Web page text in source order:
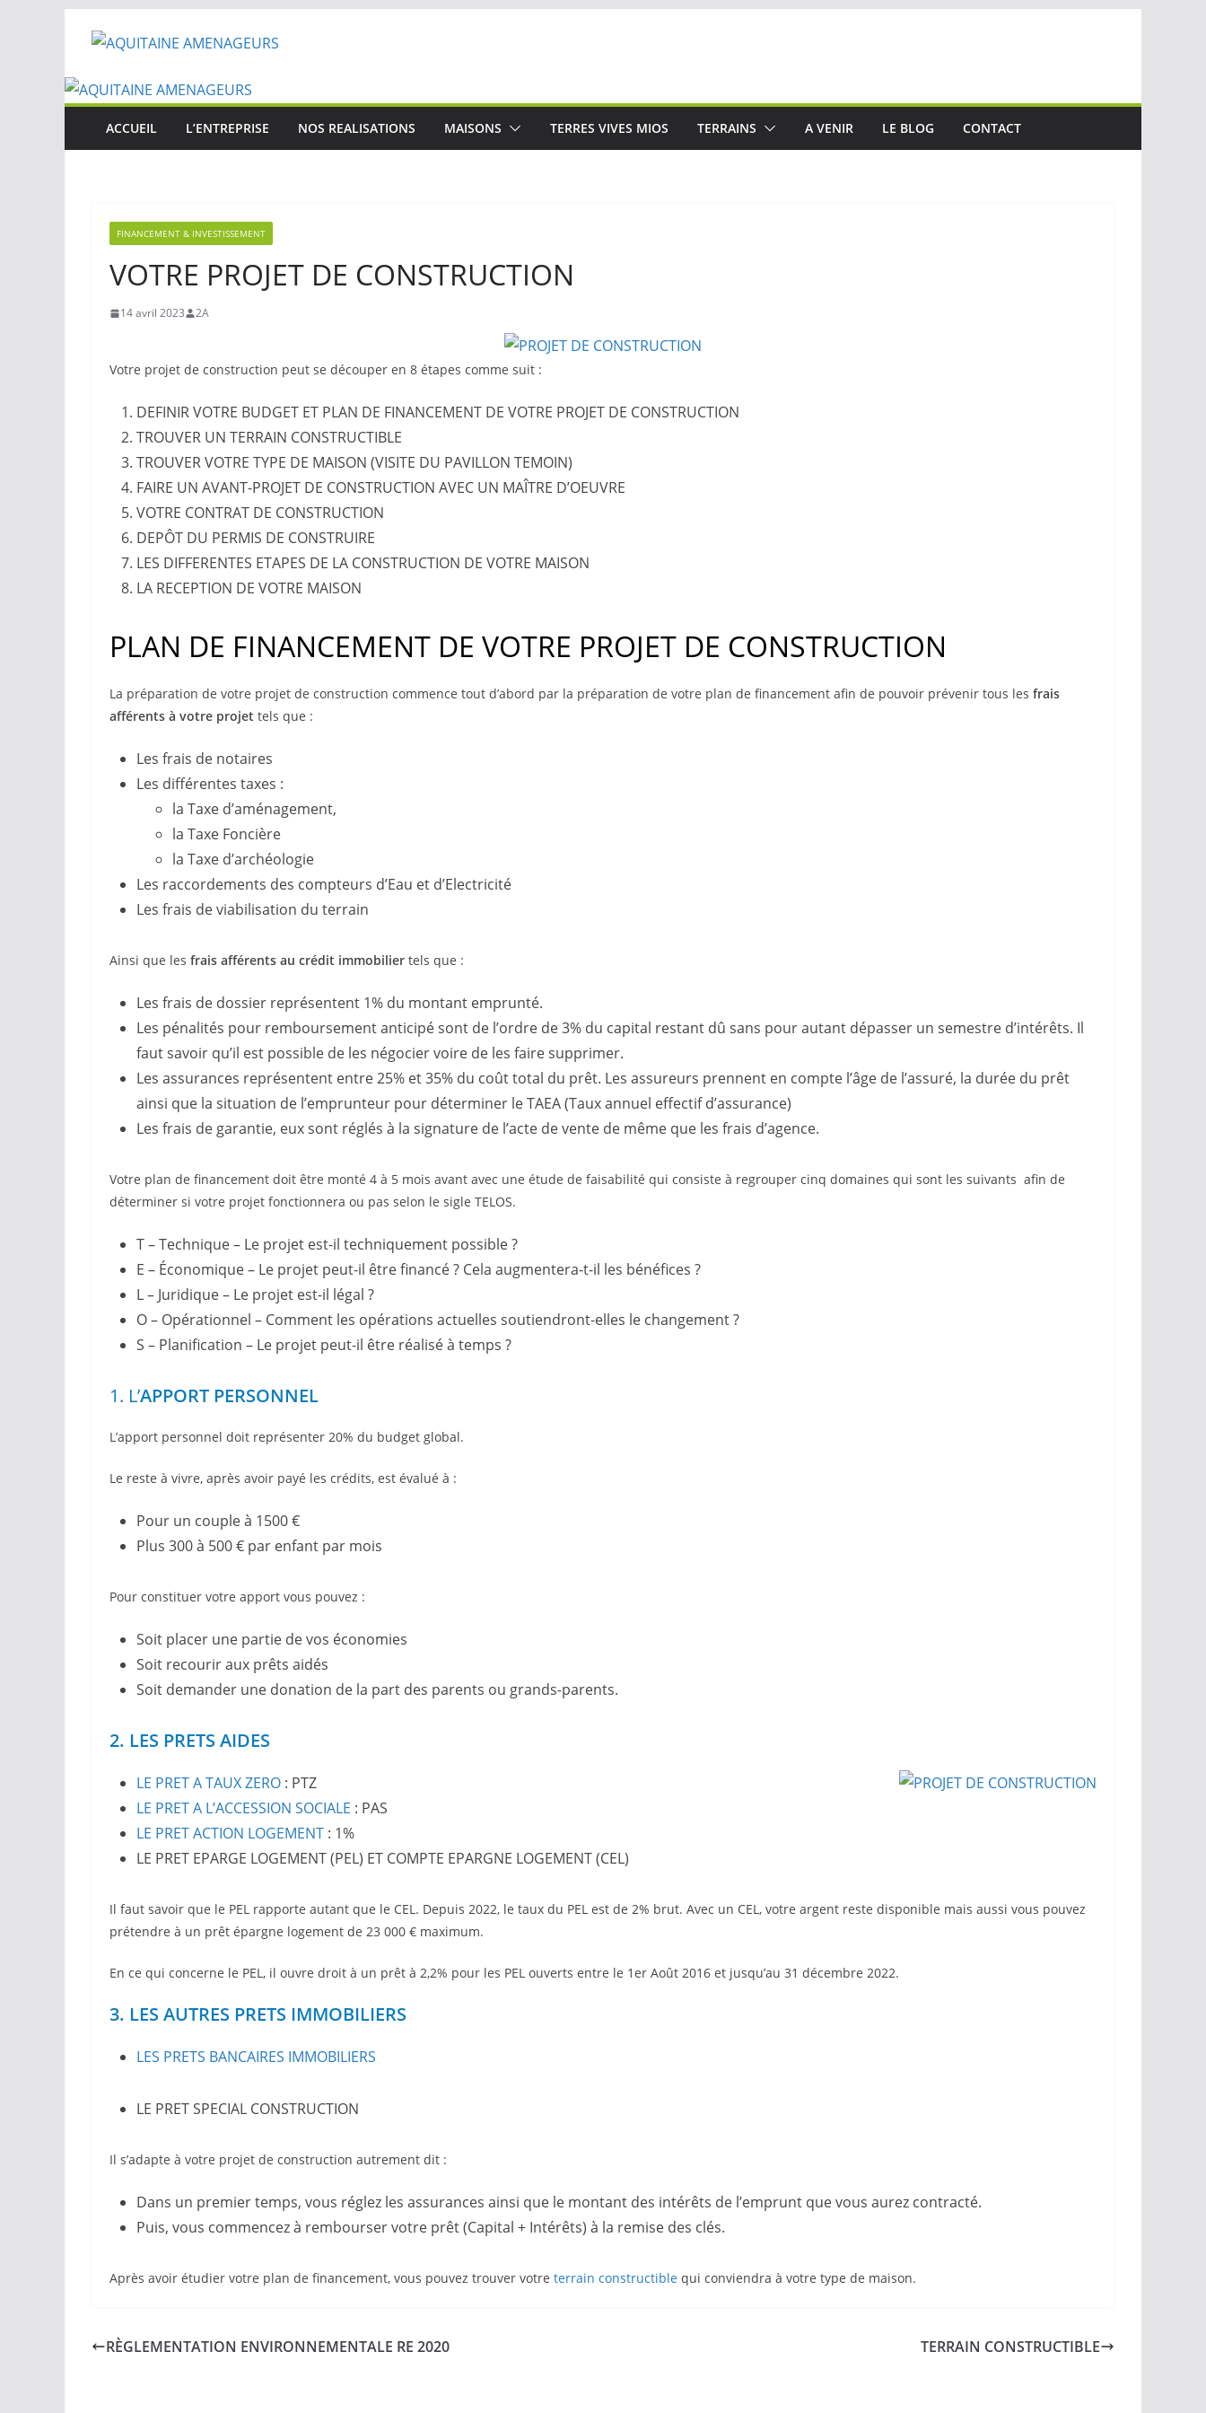
ACCUEIL L’ENTREPRISE NOS REALISATIONS MAISONS TERRES VIVES MIOS TERRAINS A VENIR LE BLOG CONTACT
FINANCEMENT & INVESTISSEMENT
VOTRE PROJET DE CONSTRUCTION
14 avril 2023 2A
Votre projet de construction peut se découper en 8 étapes comme suit :
DEFINIR VOTRE BUDGET ET PLAN DE FINANCEMENT DE VOTRE PROJET DE CONSTRUCTION
TROUVER UN TERRAIN CONSTRUCTIBLE
TROUVER VOTRE TYPE DE MAISON (VISITE DU PAVILLON TEMOIN)
FAIRE UN AVANT-PROJET DE CONSTRUCTION AVEC UN MAÎTRE D’OEUVRE
VOTRE CONTRAT DE CONSTRUCTION
DEPÔT DU PERMIS DE CONSTRUIRE
LES DIFFERENTES ETAPES DE LA CONSTRUCTION DE VOTRE MAISON
LA RECEPTION DE VOTRE MAISON
PLAN DE FINANCEMENT DE VOTRE PROJET DE CONSTRUCTION
La préparation de votre projet de construction commence tout d’abord par la préparation de votre plan de financement afin de pouvoir prévenir tous les frais
afférents à votre projet tels que :
Les frais de notaires
Les différentes taxes :
la Taxe d’aménagement,
la Taxe Foncière
la Taxe d’archéologie
Les raccordements des compteurs d’Eau et d’Electricité
Les frais de viabilisation du terrain
Ainsi que les frais afférents au crédit immobilier tels que :
Les frais de dossier représentent 1% du montant emprunté.
Les pénalités pour remboursement anticipé sont de l’ordre de 3% du capital restant dû sans pour autant dépasser un semestre d’intérêts. Il
faut savoir qu’il est possible de les négocier voire de les faire supprimer.
Les assurances représentent entre 25% et 35% du coût total du prêt. Les assureurs prennent en compte l’âge de l’assuré, la durée du prêt
ainsi que la situation de l’emprunteur pour déterminer le TAEA (Taux annuel effectif d’assurance)
Les frais de garantie, eux sont réglés à la signature de l’acte de vente de même que les frais d’agence.
Votre plan de financement doit être monté 4 à 5 mois avant avec une étude de faisabilité qui consiste à regrouper cinq domaines qui sont les suivants afin de
déterminer si votre projet fonctionnera ou pas selon le sigle TELOS.
T – Technique – Le projet est-il techniquement possible ?
E – Économique – Le projet peut-il être financé ? Cela augmentera-t-il les bénéfices ?
L – Juridique – Le projet est-il légal ?
O – Opérationnel – Comment les opérations actuelles soutiendront-elles le changement ?
S – Planification – Le projet peut-il être réalisé à temps ?
1. L’APPORT PERSONNEL
L’apport personnel doit représenter 20% du budget global.
Le reste à vivre, après avoir payé les crédits, est évalué à :
Pour un couple à 1500 €
Plus 300 à 500 € par enfant par mois
Pour constituer votre apport vous pouvez :
Soit placer une partie de vos économies
Soit recourir aux prêts aidés
Soit demander une donation de la part des parents ou grands-parents.
2. LES PRETS AIDES
LE PRET ATAUXZERO : PTZ
LE PRET A L’ACCESSION SOCIALE : PAS
LE PRET ACTION LOGEMENT : 1%
LE PRET EPARGE LOGEMENT (PEL) ET COMPTE EPARGNE LOGEMENT (CEL)
Il faut savoir que le PEL rapporte autant que le CEL. Depuis 2022, le taux du PEL est de 2% brut. Avec un CEL, votre argent reste disponible mais aussi vous pouvez
prétendre à un prêt épargne logement de 23 000 € maximum.
En ce qui concerne le PEL, il ouvre droit à un prêt à 2,2% pour les PEL ouverts entre le 1er Août 2016 et jusqu’au 31 décembre 2022.
3. LES AUTRES PRETS IMMOBILIERS
LES PRETS BANCAIRES IMMOBILIERS
LE PRET SPECIAL CONSTRUCTION
Il s’adapte à votre projet de construction autrement dit :
Dans un premier temps, vous réglez les assurances ainsi que le montant des intérêts de l’emprunt que vous aurez contracté.
Puis, vous commencez à rembourser votre prêt (Capital + Intérêts) à la remise des clés.
Après avoir étudier votre plan de financement, vous pouvez trouver votre terrain constructible qui conviendra à votre type de maison.
RÈGLEMENTATION ENVIRONNEMENTALE RE 2020 TERRAIN CONSTRUCTIBLE